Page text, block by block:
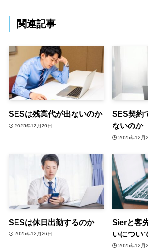
関連記事
SESは残業代が出ないのか
2025年12月26日
SES契約
ないのか
2025年12月
SESは休日出勤するのか
2025年12月26日
Sierと客
いについ
2025年12月